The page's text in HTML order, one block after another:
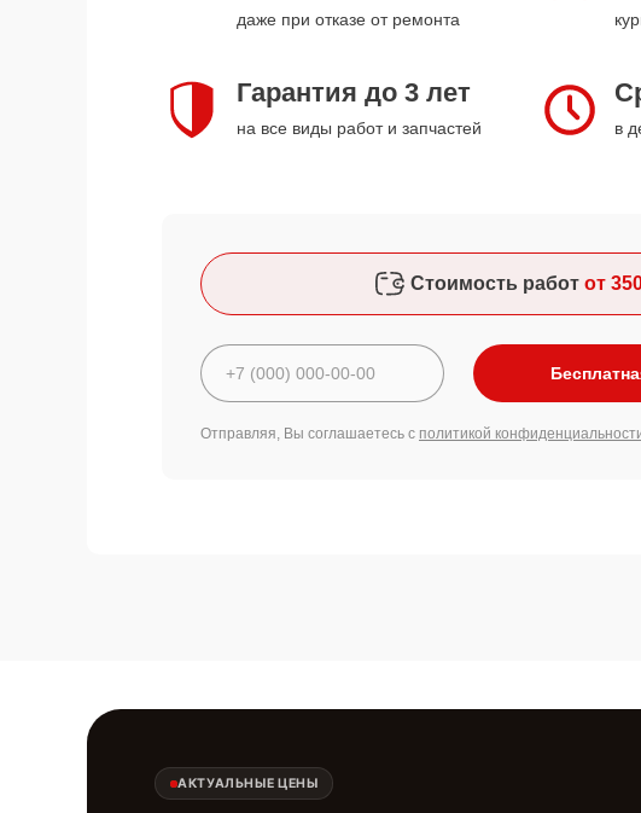
даже при отказе от ремонта
Гарантия до 3 лет
на все виды работ и запчастей в
Стоимость работ от
Отправляя, Вы соглашаетесь с политикой
АКТУАЛЬНЫЕ ЦЕНЫ